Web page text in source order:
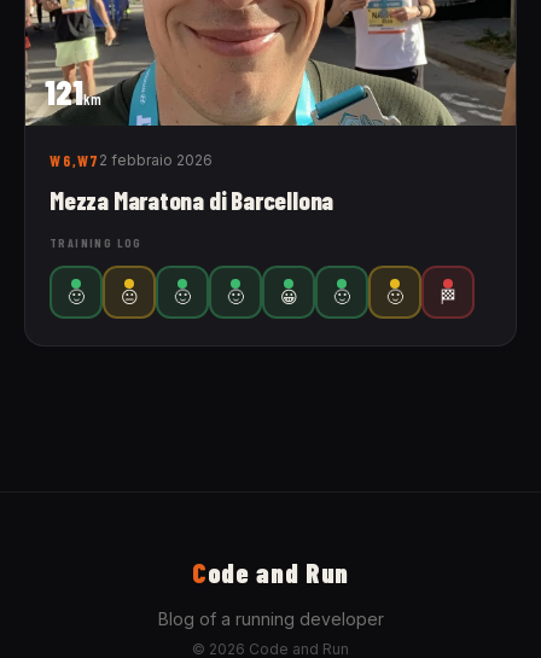
121km
W6,W7 2 febbraio 2026
Mezza Maratona di Barcellona
TRAINING LOG
🙂 😐 🙂 🙂 😀 🙂 🙂 🏁
Code and Run
Blog of a running developer
© 2026 Code and Run